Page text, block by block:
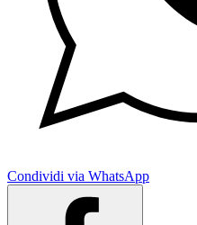
Condividi via WhatsApp